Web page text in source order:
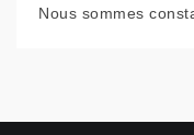
Nous sommes